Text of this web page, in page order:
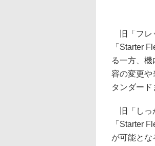
旧「フレ
「Starter
る一方、
容の変更や
タンダード
旧「しっ
「Starter
が可能と